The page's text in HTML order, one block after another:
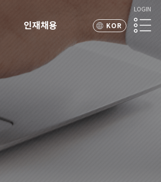
인재채용
KOR
LOGIN